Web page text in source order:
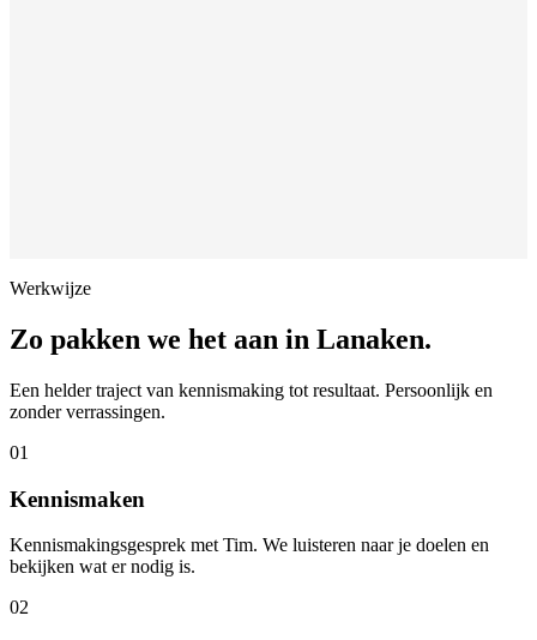
Werkwijze
Zo pakken we het aan in Lanaken.
Een helder traject van kennismaking tot resultaat. Persoonlijk en
zonder verrassingen.
01
Kennismaken
Kennismakingsgesprek met Tim. We luisteren naar je doelen en
bekijken wat er nodig is.
02